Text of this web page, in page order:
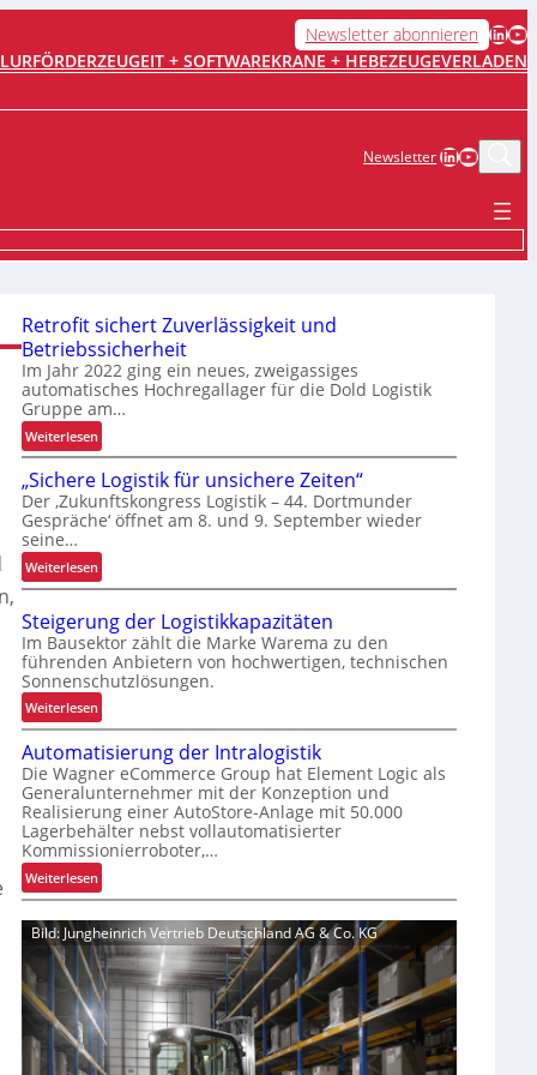
Newsletter abonnieren LinkedIn YouTube
IT + SOFTWAREKRANE + HEBEZEUGEVERLADEN
NewsletterLinkedIn
Retrofit sichert Zuverlässigkeit und
Betriebssicherheit
Im Jahr 2022 ging ein neues, zweigassiges
automatisches Hochregallager für die Dold Logistik
Gruppe am…
Weiterlesen:
R
t
r
o
f
i
t
s
i
c
h
e
r
t
Z
u
v
e
r
ä
s
s
i
g
k
„Sichere Logistik für unsichere Zeiten“
Der ‚Zukunftskongress Logistik – 44. Dortmunder
Gespräche‘ öffnet am 8. und 9. September wieder
seine…
Weiterlesen:
„
i
c
h
e
r
e
L
o
g
i
s
t
k
f
ü
r
u
n
s
Steigerung der Logistikkapazitäten
Im Bausektor zählt die Marke Warema zu den
führenden Anbietern von hochwertigen, technischen
Sonnenschutzlösungen.
Weiterlesen:
S
t
e
i
g
e
r
u
g
d
e
r
L
o
g
Automatisierung der Intralogistik
Die Wagner eCommerce Group hat Element Logic als
Generalunternehmer mit der Konzeption und
Realisierung einer AutoStore-Anlage mit 50.000
Lagerbehälter nebst vollautomatisierter
Kommissionierroboter,…
Weiterlesen:
A
u
t
o
m
a
t
i
Bild: Jungheinrich Vertrieb Deutschland AG & Co. KG